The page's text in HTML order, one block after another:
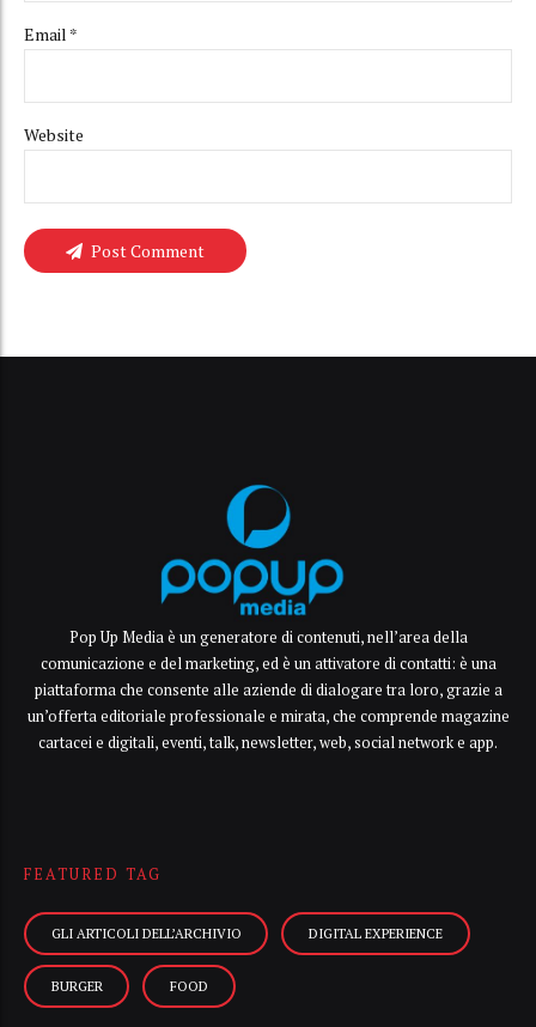
Email *
Website
Post Comment
Pop Up Media è un generatore di contenuti, nell’area della
comunicazione e del marketing, ed è un attivatore di contatti: è una
piattaforma che consente alle aziende di dialogare tra loro, grazie a
un’offerta editoriale professionale e mirata, che comprende magazine
cartacei e digitali, eventi, talk, newsletter, web, social network e app.
FEATURED TAG
GLI ARTICOLI DELL’ARCHIVIO DIGITAL EXPERIENCE
BURGER FOOD